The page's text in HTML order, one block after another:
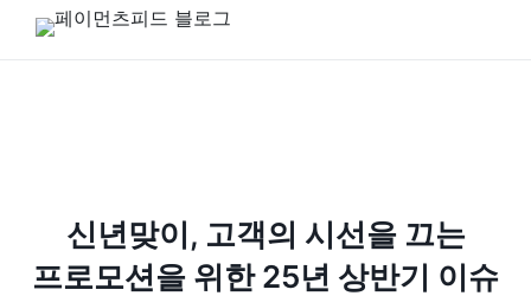
신년맞이, 고객의 시선을 끄는
프로모션을 위한 25년 상반기 이슈